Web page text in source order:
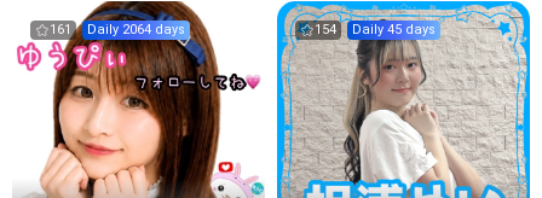
161 Daily 2064 days 154 Daily 45 days